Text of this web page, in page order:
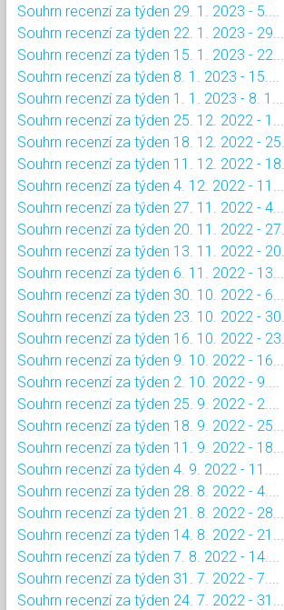
Souhrn recenzí za týden 29. 1. 2023 - 5....
Souhrn recenzí za týden 22. 1. 2023 - 29....
Souhrn recenzí za týden 15. 1. 2023 - 22....
Souhrn recenzí za týden 8. 1. 2023 - 15....
Souhrn recenzí za týden 1. 1. 2023 - 8. 1....
Souhrn recenzí za týden 25. 12. 2022 - 1....
Souhrn recenzí za týden 18. 12. 2022 -
Souhrn recenzí za týden 11. 12. 2022 -
Souhrn recenzí za týden 4. 12. 2022 - 11....
Souhrn recenzí za týden 27. 11. 2022 - 4....
Souhrn recenzí za týden 20. 11. 2022 -
Souhrn recenzí za týden 13. 11. 2022 -
Souhrn recenzí za týden 6. 11. 2022 - 13....
Souhrn recenzí za týden 30. 10. 2022 - 6....
Souhrn recenzí za týden 23. 10. 2022 -
Souhrn recenzí za týden 16. 10. 2022 -
Souhrn recenzí za týden 9. 10. 2022 - 16....
Souhrn recenzí za týden 2. 10. 2022 - 9....
Souhrn recenzí za týden 25. 9. 2022 - 2....
Souhrn recenzí za týden 18. 9. 2022 - 25....
Souhrn recenzí za týden 11. 9. 2022 - 18....
Souhrn recenzí za týden 4. 9. 2022 - 11....
Souhrn recenzí za týden 28. 8. 2022 - 4....
Souhrn recenzí za týden 21. 8. 2022 - 28....
Souhrn recenzí za týden 14. 8. 2022 - 21....
Souhrn recenzí za týden 7. 8. 2022 - 14....
Souhrn recenzí za týden 31. 7. 2022 - 7....
Souhrn recenzí za týden 24. 7. 2022 - 31....